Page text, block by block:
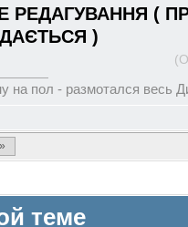
РЕДАГУВАННЯ (
)
на пол - размотался весь
теме